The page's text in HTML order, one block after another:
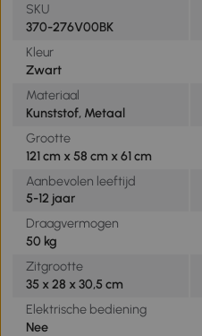
SKU
370-276V00BK
Kleur
Zwart
Materiaal
Kunststof, Metaal
Grootte
121 cm x 58 cm x 61 cm
Aanbevolen leeftijd
5-12 jaar
Draagvermogen
50 kg
Zitgrootte
35 x 28 x 30,5 cm
Elektrische bediening
Nee